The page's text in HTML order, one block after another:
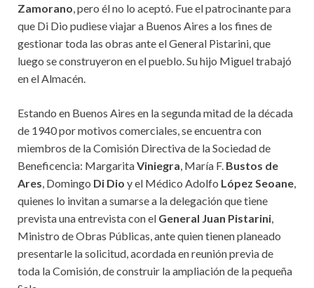
Zamorano , pero él no lo aceptó. Fue el patrocinante para
que Di Dio pudiese viajar a Buenos Aires a los fines de
gestionar toda las obras ante el General Pistarini, que
luego se construyeron en el pueblo. Su hijo Miguel trabajó
en el Almacén.
Estando en Buenos Aires en la segunda mitad de la década
de 1940 por motivos comerciales, se encuentra con
miembros de la Comisión Directiva de la Sociedad de
Beneficencia: MargaritaViniegra , María F. Bustos de
Ares , Domingo Di Dio y el Médico Adolfo López Seoane
quienes lo invitan a sumarse a la delegación que tiene
prevista una entrevista con el General Juan Pistarini
Ministro de Obras Públicas, ante quien tienen planeado
presentarle la solicitud, acordada en reunión previa de
toda la Comisión, de construir la ampliación de la pequeña